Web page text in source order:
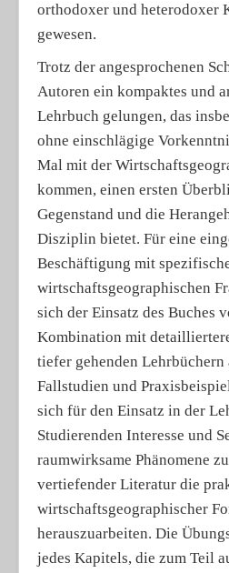
orthodoxer und heterodoxer
gewesen.
Trotz der angesprochenen
Autoren ein kompaktes und
Lehrbuch gelungen, das
ohne einschlägige
Mal mit der
kommen, einen ersten
Gegenstand und die
Disziplin bietet. Für eine
Beschäftigung mit
wirtschaftsgeographischen
sich der Einsatz des Buches
Kombination mit
tiefer gehenden
Fallstudien und
sich für den Einsatz in der
Studierenden Interesse und
raumwirksame Phänomene
vertiefender Literatur die
wirtschaftsgeographischer
herauszuarbeiten. Die
jedes Kapitels, die zum Teil